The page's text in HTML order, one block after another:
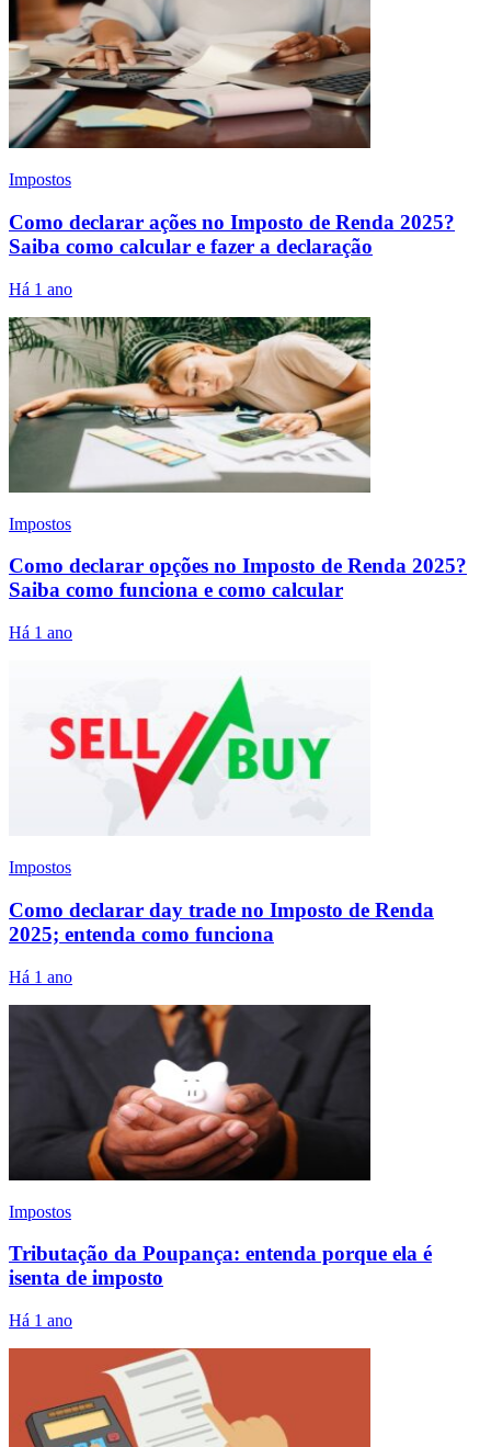
Impostos
Como declarar ações no Imposto de Renda 2025?
Saiba como calcular e fazer a declaração
Há 1 ano
Impostos
Como declarar opções no Imposto de Renda 2025?
Saiba como funciona e como calcular
Há 1 ano
Impostos
Como declarar day trade no Imposto de Renda
2025; entenda como funciona
Há 1 ano
Impostos
Tributação da Poupança: entenda porque ela é
isenta de imposto
Há 1 ano